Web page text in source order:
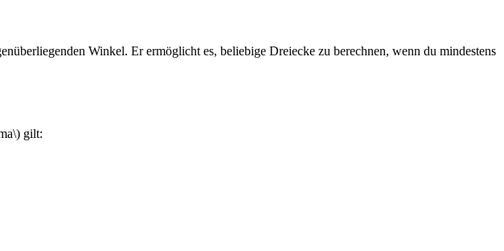
Winkel. Er ermöglicht es, beliebige Dreiecke zu berechnen, wenn du mindestens
gilt: